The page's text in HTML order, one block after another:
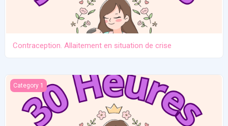
Contraception. Allaitement en situation de crise
Allaitement travail et séparation
Category 1